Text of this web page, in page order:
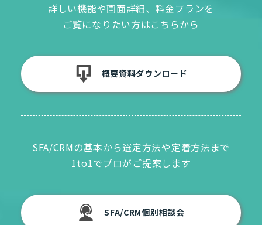
詳しい機能や画面詳細、料金プランを
ご覧になりたい方はこちらから
概要資料ダウンロード
SFA/CRMの基本から選定方法や定着方法まで
1to1でプロがご提案します
SFA/CRM個別相談会